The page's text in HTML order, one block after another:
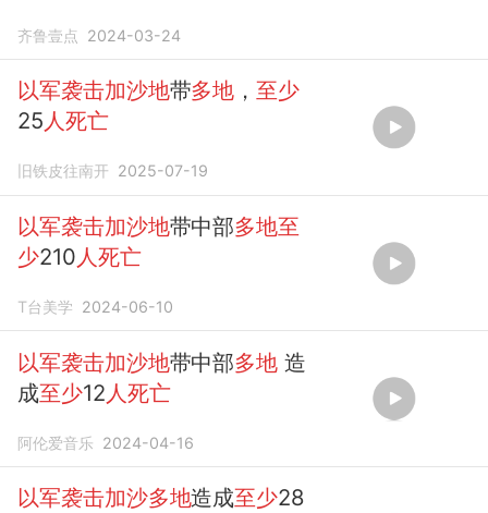
齐鲁壹点 2024-03-24
以军袭击加沙地带多地 ，至少
25人死亡
旧铁皮往南开 2025-07-19
以军袭击加沙地带中部多地至
少210人死亡
T台美学 2024-06-10
以军袭击加沙地带中部多地造
成至少12 人死亡
阿伦爱音乐 2024-04-16
以军袭击加沙多地造成至少28